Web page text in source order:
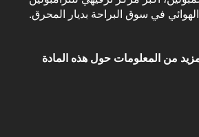
في سوق البراحة بديار المحرق.
من المعلومات حول هذه المادة